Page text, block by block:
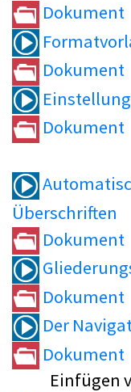
Dokument
Dokument
Dokument
Überschriften
Dokument
Dokument
Der
Dokument
Einfügen